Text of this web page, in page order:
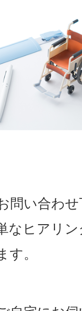
問い合わ
なヒアリ
す。